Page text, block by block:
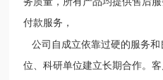
付款服务，
公司自成立依靠过硬的服务
位、科研单位建立长期合作。